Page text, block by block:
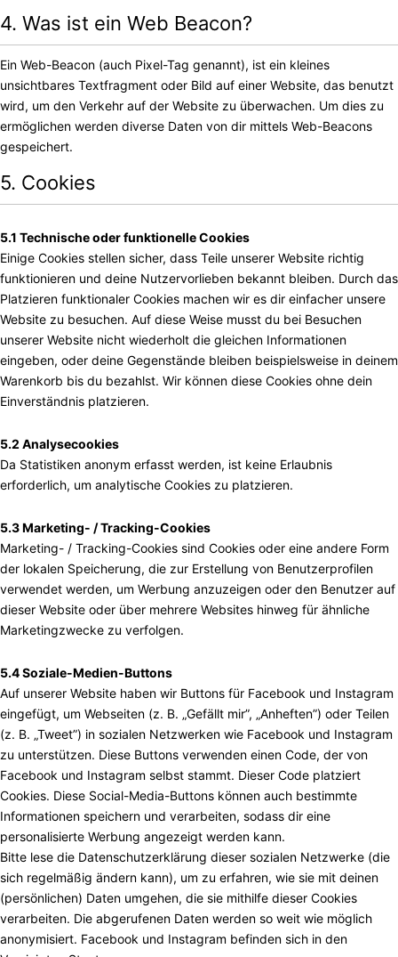
4. Was ist ein Web Beacon?
Ein Web-Beacon (auch Pixel-Tag genannt), ist ein kleines
unsichtbares Textfragment oder Bild auf einer Website, das benutzt
wird, um den Verkehr auf der Website zu überwachen. Um dies zu
ermöglichen werden diverse Daten von dir mittels Web-Beacons
gespeichert.
5. Cookies
5.1 Technische oder funktionelle Cookies
Einige Cookies stellen sicher, dass Teile unserer Website richtig
funktionieren und deine Nutzervorlieben bekannt bleiben. Durch das
Platzieren funktionaler Cookies machen wir es dir einfacher unsere
Website zu besuchen. Auf diese Weise musst du bei Besuchen
unserer Website nicht wiederholt die gleichen Informationen
eingeben, oder deine Gegenstände bleiben beispielsweise in deinem
Warenkorb bis du bezahlst. Wir können diese Cookies ohne dein
Einverständnis platzieren.
5.2 Analysecookies
Da Statistiken anonym erfasst werden, ist keine Erlaubnis
erforderlich, um analytische Cookies zu platzieren.
5.3 Marketing- / Tracking-Cookies
Marketing- / Tracking-Cookies sind Cookies oder eine andere Form
der lokalen Speicherung, die zur Erstellung von Benutzerprofilen
verwendet werden, um Werbung anzuzeigen oder den Benutzer auf
dieser Website oder über mehrere Websites hinweg für ähnliche
Marketingzwecke zu verfolgen.
5.4 Soziale-Medien-Buttons
Auf unserer Website haben wir Buttons für Facebook und Instagram
eingefügt, um Webseiten (z. B. „Gefällt mir”, „Anheften”) oder Teilen
(z. B. „Tweet”) in sozialen Netzwerken wie Facebook und Instagram
zu unterstützen. Diese Buttons verwenden einen Code, der von
Facebook und Instagram selbst stammt. Dieser Code platziert
Cookies. Diese Social-Media-Buttons können auch bestimmte
Informationen speichern und verarbeiten, sodass dir eine
personalisierte Werbung angezeigt werden kann.
Bitte lese die Datenschutzerklärung dieser sozialen Netzwerke (die
sich regelmäßig ändern kann), um zu erfahren, wie sie mit deinen
(persönlichen) Daten umgehen, die sie mithilfe dieser Cookies
verarbeiten. Die abgerufenen Daten werden so weit wie möglich
anonymisiert. Facebook und Instagram befinden sich in den